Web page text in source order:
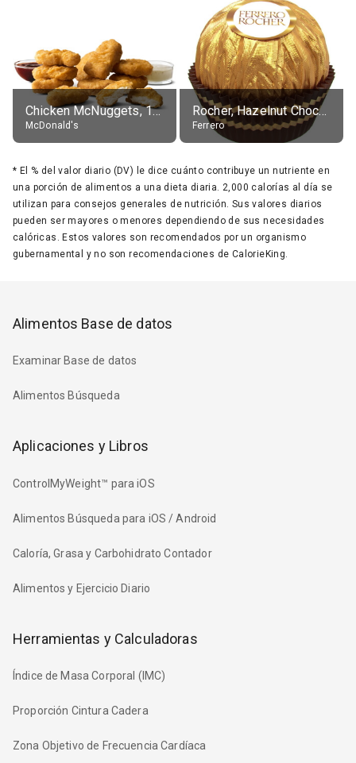
Chicken McNuggets, 10 pieces, without sauce
McDonald's
Rocher, Hazelnut Chocolate Ball
Ferrero
* El % del valor diario (DV) le dice cuánto contribuye un nutriente en
una porción de alimentos a una dieta diaria. 2,000 calorías al día se
utilizan para consejos generales de nutrición. Sus valores diarios
pueden ser mayores o menores dependiendo de sus necesidades
calóricas. Estos valores son recomendados por un organismo
gubernamental y no son recomendaciones de CalorieKing.
Alimentos Base de datos
Examinar Base de datos
Alimentos Búsqueda
Aplicaciones y Libros
ControlMyWeight™ para iOS
Alimentos Búsqueda para iOS / Android
Caloría, Grasa y Carbohidrato Contador
Alimentos y Ejercicio Diario
Herramientas y Calculadoras
Índice de Masa Corporal (IMC)
Proporción Cintura Cadera
Zona Objetivo de Frecuencia Cardíaca